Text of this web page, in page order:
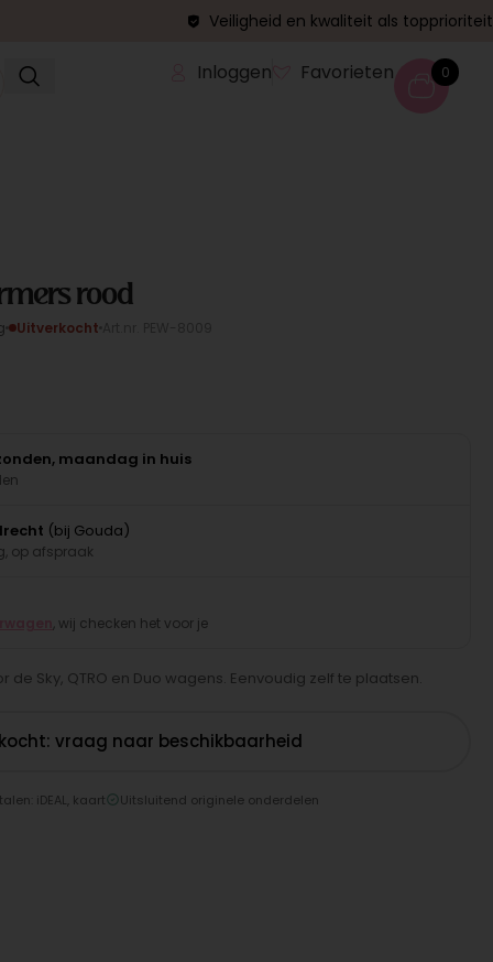
Veiligheid en kwaliteit als topprioriteit
Inloggen Favorieten 0
rood
Uitverkocht
maandag in huis
(bij Gouda)
op afspraak
, wij checken het voor je
Sky, QTRO en Duo wagens. Eenvoudig zelf te plaatsen.
vraag naar beschikbaarheid
iDEAL, kaart Uitsluitend originele onderdelen